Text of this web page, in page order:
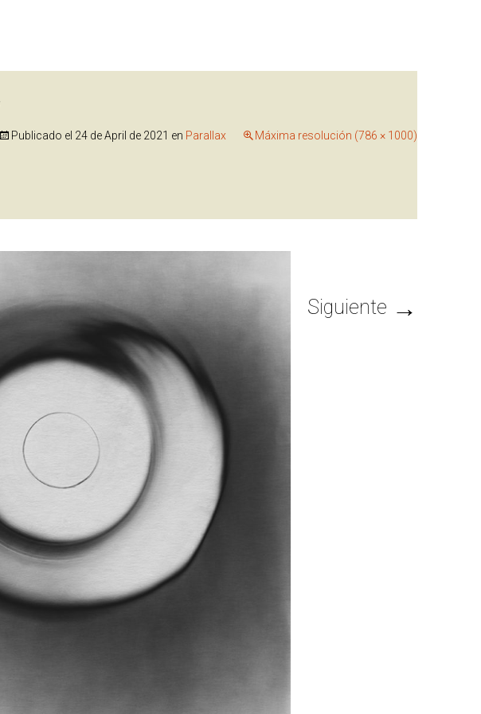
Publicado el 24 de April de 2021 en Parallax Máxima resolución (786 × 1000)
Siguiente →